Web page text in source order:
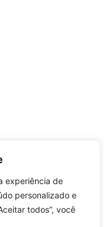
experiência de
personalizado e
todos”, você